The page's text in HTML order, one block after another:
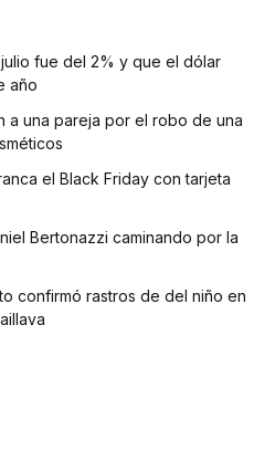
fue del 2% y que el dólar
año
a una pareja por el robo de una
el Black Friday con tarjeta
Bertonazzi caminando por la
confirmó rastros de del niño en